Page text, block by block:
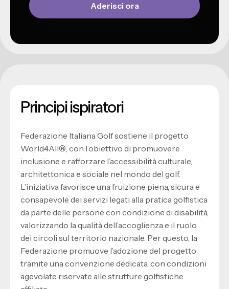
Aderisci ora
Principi ispiratori
Federazione Italiana Golf sostiene il progetto
World4All®, con l’obiettivo di promuovere
inclusione e rafforzare l’accessibilità culturale,
architettonica e sociale nel mondo del golf.
L’iniziativa favorisce una fruizione piena, sicura e
consapevole dei servizi legati alla pratica golfistica
da parte delle persone con condizione di disabilità,
valorizzando la qualità dell’accoglienza e il ruolo
dei circoli sul territorio nazionale. Per questo, la
Federazione promuove l’adozione del progetto
tramite una convenzione dedicata, con condizioni
agevolate riservate alle strutture golfistiche